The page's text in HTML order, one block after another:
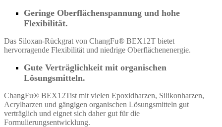
Geringe Oberflächenspannung und hohe
Flexibilität.
Das Siloxan-Rückgrat von ChangFu® BEX12T bietet
hervorragende Flexibilität und niedrige Oberflächenenergie.
Gute Verträglichkeit mit organischen
Lösungsmitteln.
ChangFu® BEX12Tist mit vielen Epoxidharzen, Silikonharzen,
Acrylharzen und gängigen organischen Lösungsmitteln gut
verträglich und eignet sich daher gut für die
Formulierungsentwicklung.